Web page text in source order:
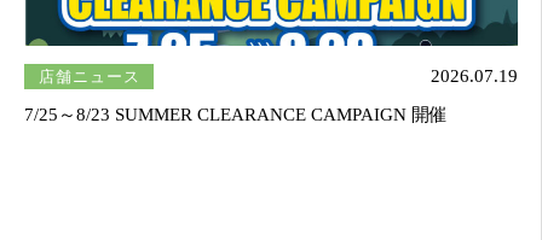
店舗ニュース
2026.07.19
7/25～8/23 SUMMER CLEARANCE CAMPAIGN 開催